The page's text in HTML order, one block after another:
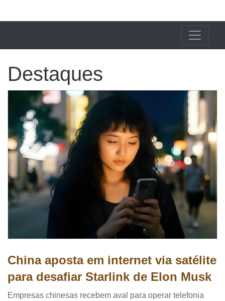
Destaques
China aposta em internet via satélite
para desafiar Starlink de Elon Musk
Empresas chinesas recebem aval para operar telefonia